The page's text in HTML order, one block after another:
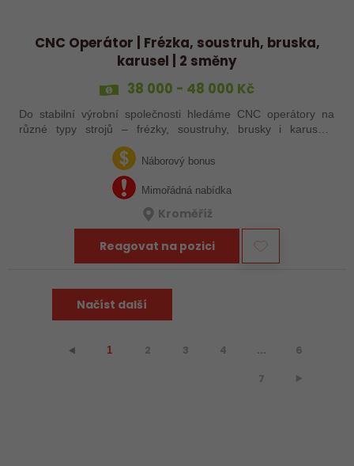
CNC Operátor | Frézka, soustruh, bruska,
karusel | 2 směny
38 000 - 48 000 Kč
Do stabilní výrobní společnosti hledáme CNC operátory na
různé typy strojů – frézky, soustruhy, brusky i karusely.
Uplatnění u nás najdou zkušení obráběči i absolventi
technických oborů, kteří se…Náborový bonus
Mimořádná nabídka
Kroměříž
Reagovat na pozici
Načíst další
⯇ 1 2 3 4 ... 6
7 ⯈